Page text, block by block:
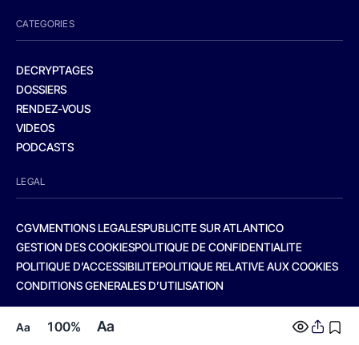
Aa 100% Aa
CATEGORIES
DECRYPTAGES
DOSSIERS
RENDEZ-VOUS
VIDEOS
PODCASTS
LEGAL
CGVMENTIONS LEGALESPUBLICITE SUR ATLANTICO
GESTION DES COOKIESPOLITIQUE DE CONFIDENTIALITE
POLITIQUE D’ACCESSIBILITEPOLITIQUE RELATIVE AUX COOKIES
CONDITIONS GENERALES D’UTILISATION